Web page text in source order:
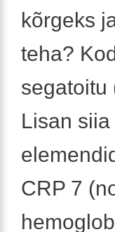
kõrgeks
teha?
segatoitu
Lisan
CRP 7